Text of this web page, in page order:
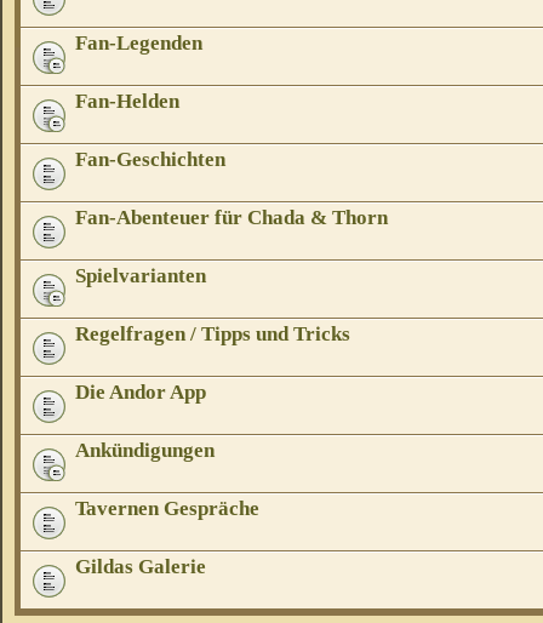
Fan-Legenden
Fan-Helden
Fan-Geschichten
Fan-Abenteuer für Chada & Thorn
Spielvarianten
Regelfragen / Tipps und Tricks
Die Andor App
Ankündigungen
Tavernen Gespräche
Gildas Galerie